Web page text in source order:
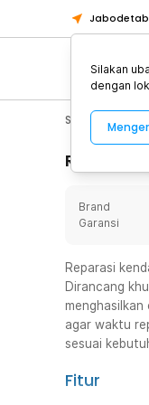
Sport &
Rincian
Brand
Garansi
Reparasi
Dirancang
agar waktu
sesuai
Fitur
Silakan
dengan